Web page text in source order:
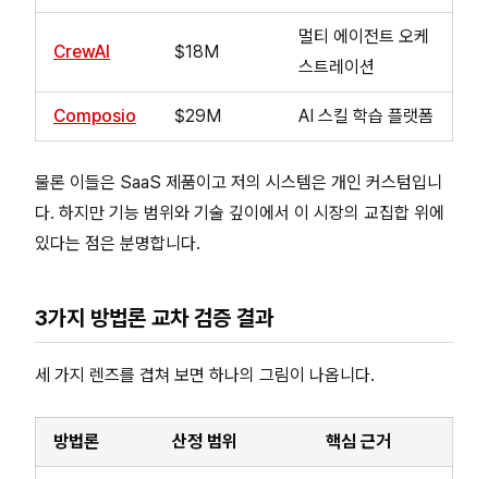
CrewAI $18M
멀티 에이전트 오케
스트레이션
Composio $29M AI 스킬 학습 플랫폼
물론 이들은 SaaS 제품이고 저의 시스템은 개인 커스텀입니
다. 하지만 기능 범위와 기술 깊이에서 이 시장의 교집합 위에
있다는 점은 분명합니다.
3가지 방법론 교차 검증 결과
세 가지 렌즈를 겹쳐 보면 하나의 그림이 나옵니다.
방법론 산정 범위 핵심 근거